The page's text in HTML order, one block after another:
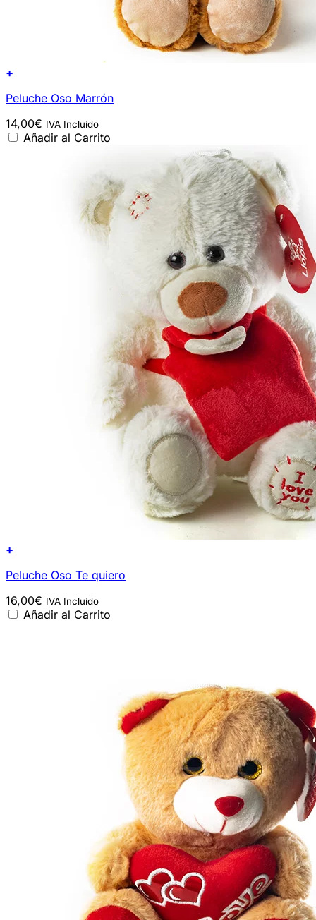
+
Peluche Oso Marrón
14,00€ IVA Incluido
Añadir al Carrito
+
Peluche Oso Te quiero
16,00€ IVA Incluido
Añadir al Carrito